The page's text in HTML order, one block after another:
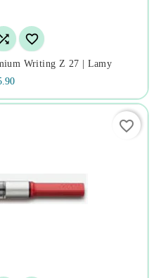

Writing Z 27 | Lamy
favorite_border